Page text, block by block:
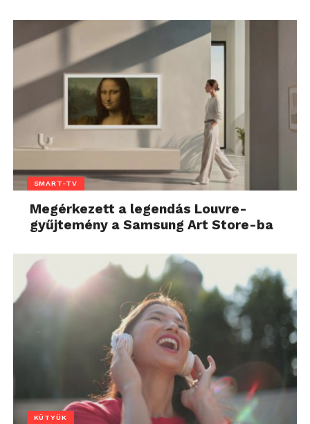
SMART-TV
Megérkezett a legendás Louvre-
gyűjtemény a Samsung Art Store-ba
KÜTYÜK